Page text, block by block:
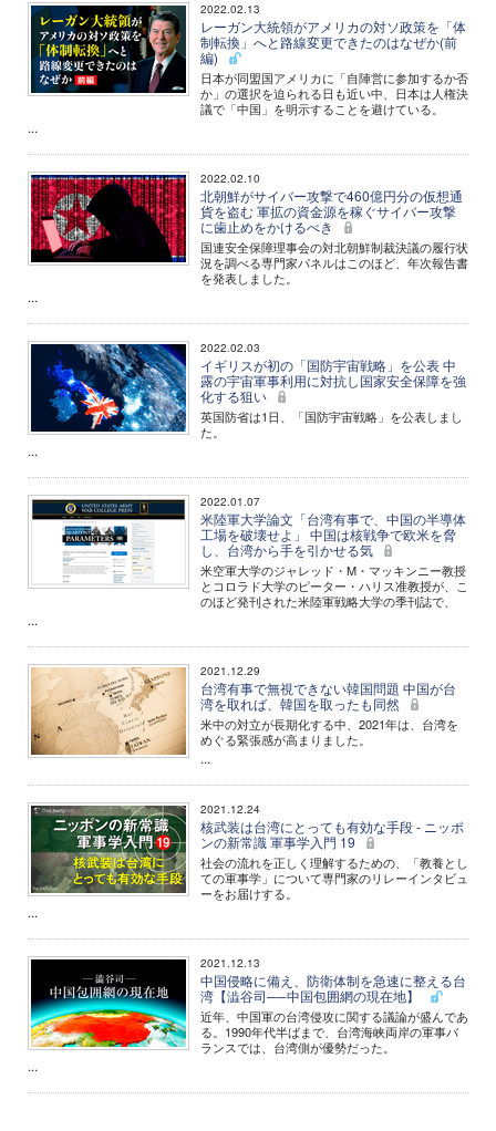
2022.02.13
レーガン大統領がアメリカの対ソ政策を「体
制転換」へと路線変更できたのはなぜか(前
編)
日本が同盟国アメリカに「自陣営に参加するか否
か」の選択を迫られる日も近い中、日本は人権決
議で「中国」を明示することを避けている。
...
2022.02.10
北朝鮮がサイバー攻撃で460億円分の仮想通
貨を盗む 軍拡の資金源を稼ぐサイバー攻撃
に歯止めをかけるべき
国連安全保障理事会の対北朝鮮制裁決議の履行状
況を調べる専門家パネルはこのほど、年次報告書
を発表しました。
...
2022.02.03
イギリスが初の「国防宇宙戦略」を公表 中
露の宇宙軍事利用に対抗し国家安全保障を強
化する狙い
英国防省は1日、「国防宇宙戦略」を公表しまし
た。
...
2022.01.07
米陸軍大学論文「台湾有事で、中国の半導体
工場を破壊せよ」 中国は核戦争で欧米を脅
し、台湾から手を引かせる気
米空軍大学のジャレッド・M・マッキンニー教授
とコロラド大学のピーター・ハリス准教授が、こ
のほど発刊された米陸軍戦略大学の季刊誌で、
...
2021.12.29
台湾有事で無視できない韓国問題 中国が台
湾を取れば、韓国を取ったも同然
米中の対立が長期化する中、2021年は、台湾を
めぐる緊張感が高まりました。
...
2021.12.24
核武装は台湾にとっても有効な手段 - ニッポ
ンの新常識 軍事学入門 19
社会の流れを正しく理解するための、「教養とし
ての軍事学」について専門家のリレーインタビュ
ーをお届けする。
...
2021.12.13
中国侵略に備え、防衛体制を急速に整える台
湾【澁谷司──中国包囲網の現在地】
近年、中国軍の台湾侵攻に関する議論が盛んであ
る。1990年代半ばまで、台湾海峡両岸の軍事バ
ランスでは、台湾側が優勢だった。
...